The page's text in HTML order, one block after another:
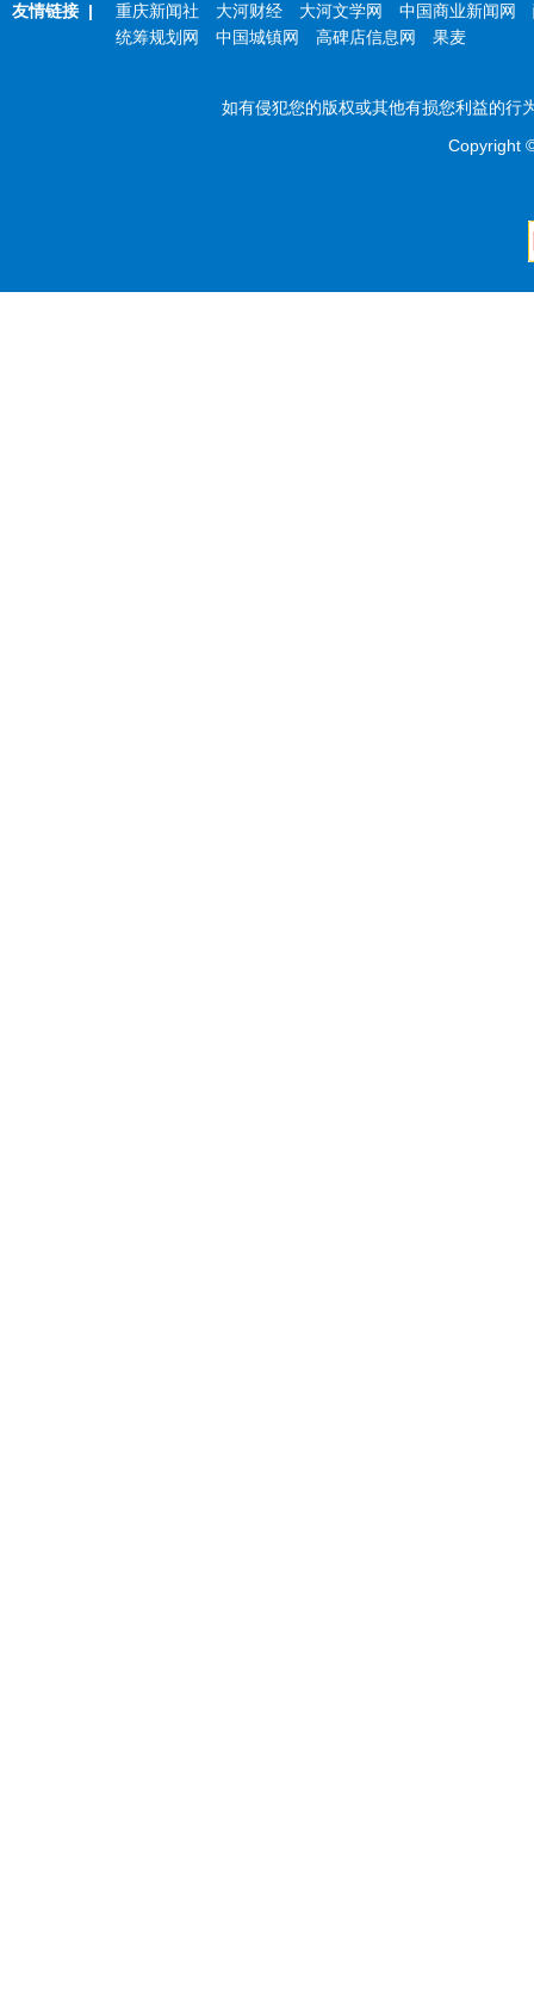
友情链接 | 重庆新闻社 大河财经 大河文学网 中国商业新闻网
统筹规划网
中国城镇网 高碑店信息网 果麦
如有侵犯您的版权或其他有损您利益的行
Copyright